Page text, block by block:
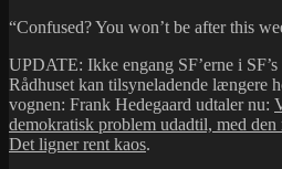
“Confused? You won’t be after this
UPDATE: Ikke engang SF’erne i
Rådhuset kan tilsyneladende længere
vognen: Frank Hedegaard udtaler nu:
demokratisk problem udadtil, med
Det ligner rent kaos.